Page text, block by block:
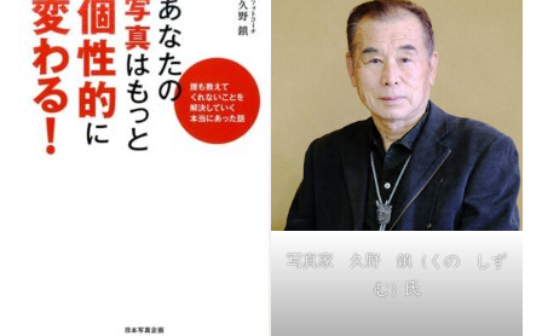
写真家 久野 鎮（くの しず
む）氏